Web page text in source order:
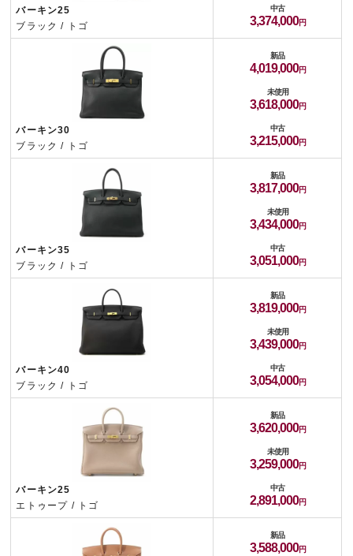
バーキン25
ブラック / トゴ
中古
3,374,000
バーキン30
ブラック / トゴ
新品
4,019,000
未使用
3,618,000
中古
3,215,000
バーキン35
ブラック / トゴ
新品
3,817,000
未使用
3,434,000
中古
3,051,000
バーキン40
ブラック / トゴ
新品
3,819,000
未使用
3,439,000
中古
3,054,000
バーキン25
エトゥープ / トゴ
新品
3,620,000
未使用
3,259,000
中古
2,891,000
新品
3,588,000